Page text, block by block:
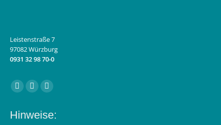
Leistenstraße 7
97082 Würzburg
0931 32 98 70-0
Finden Sie uns auf:
Facebook
opens
Instagram
opens
E-
page
Hinweise: